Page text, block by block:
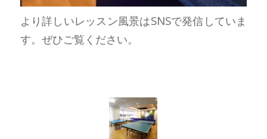
より詳しいレッスン風景はSNSで発信していま
す。ぜひご覧ください。